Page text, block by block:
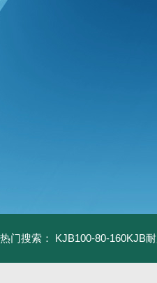
热门搜索： KJB100-80-160KJB